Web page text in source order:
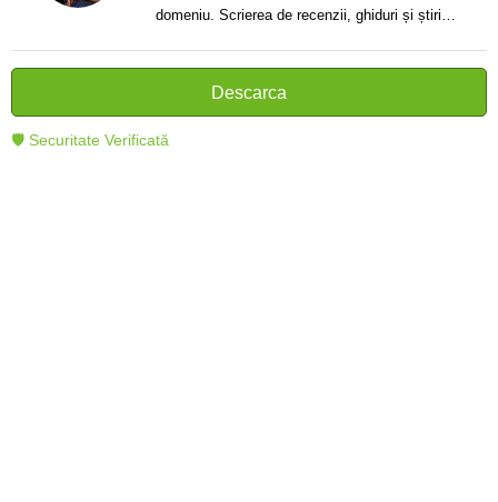
domeniu. Scrierea de recenzii, ghiduri și știri.
cititorii să înțeleagă și să folosească mai bine
tehnologia modernă.
Descarca
🛡 Securitate Verificată